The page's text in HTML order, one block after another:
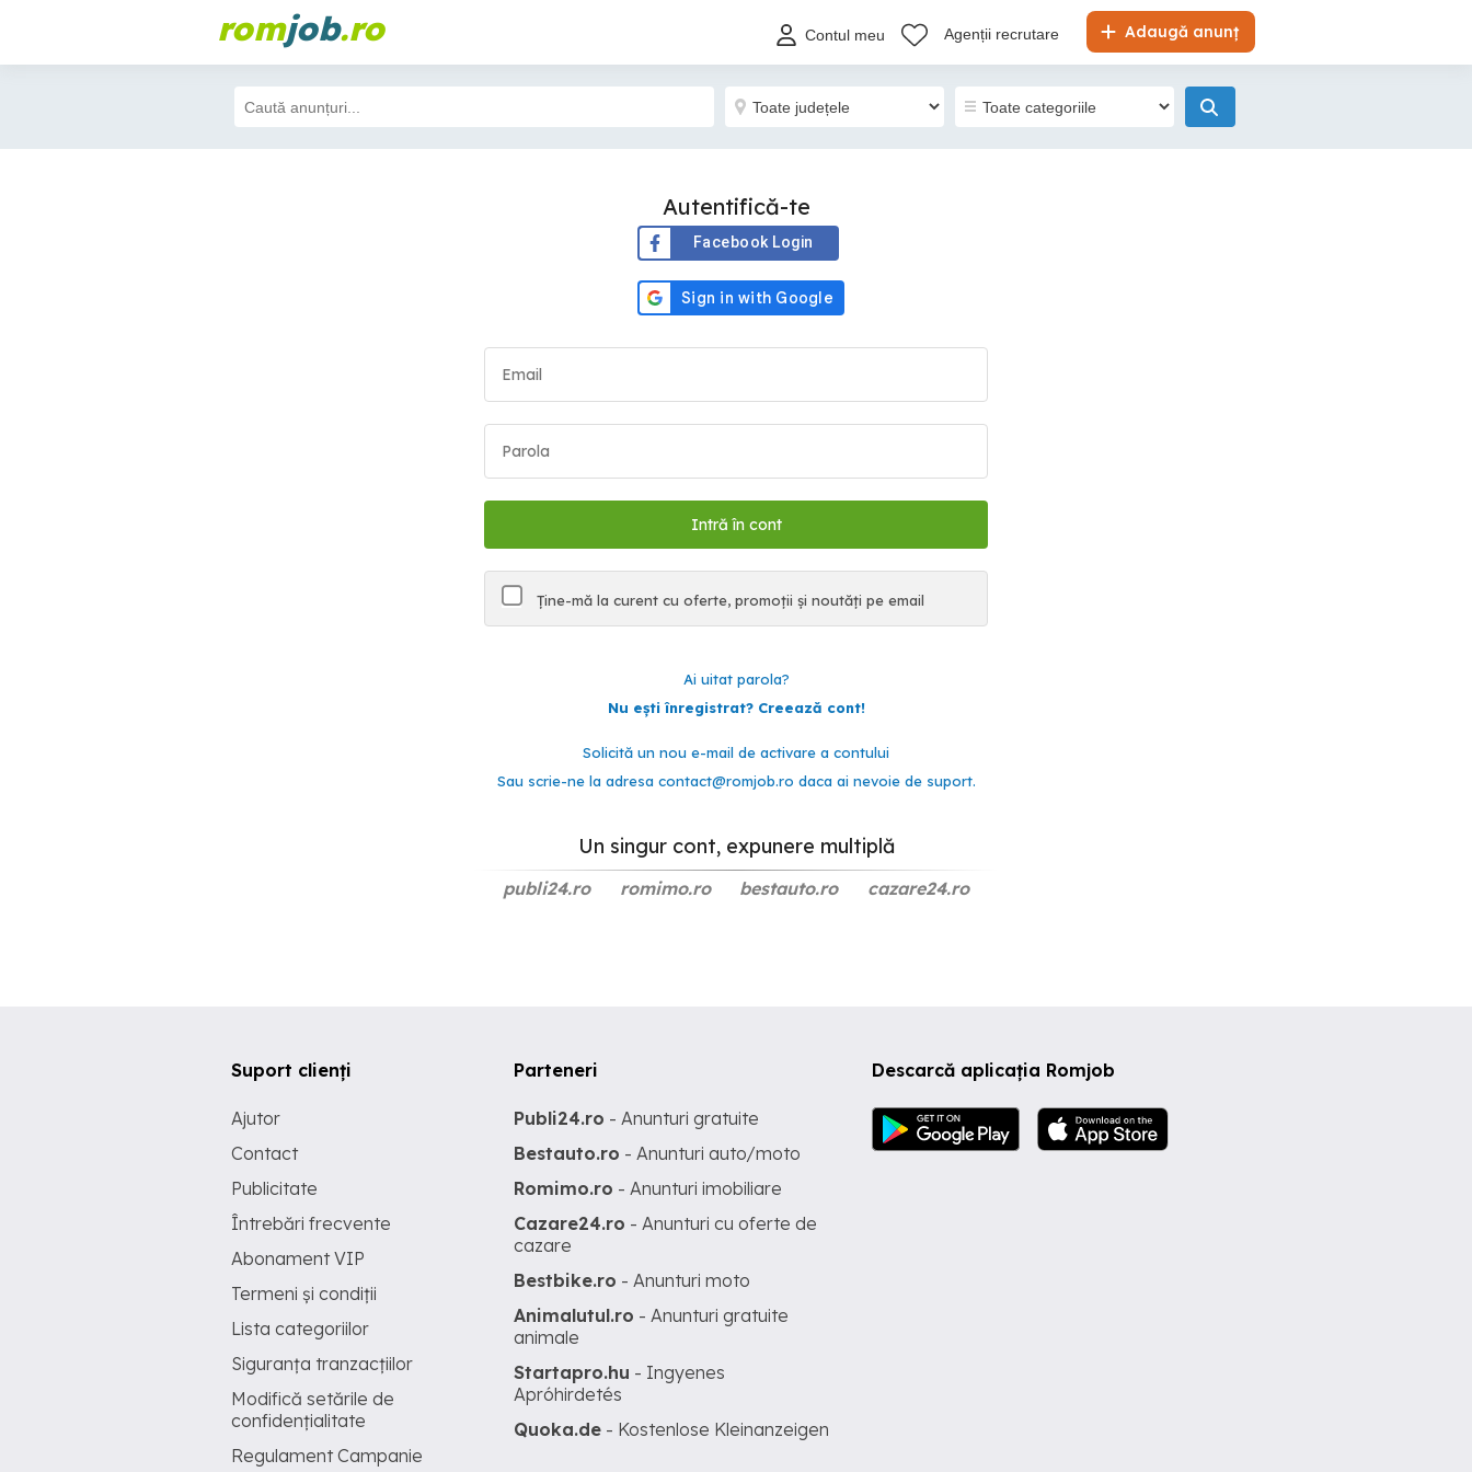
romjob.ro Adaugă anunț
Contul meu Agenții recrutare
Autentifică-te
Facebook Login
Ține-mă la curent cu oferte, promoții și noutăți pe email
Ai uitat parola?
Nu ești înregistrat? Creează cont!
Solicită un nou e-mail de activare a contului
Sau scrie-ne la adresa contact@romjob.ro daca ai nevoie de suport.
Un singur cont, expunere multiplă
publi24.ro romimo.ro bestauto.ro cazare24.ro
Descarcă aplicația Romjob
Suport clienți
Ajutor
Contact
Publicitate
Întrebări frecvente
Abonament VIP
Termeni și condiții
Lista categoriilor
Siguranța tranzacțiilor
Modifică setările de
confidențialitate
Regulament Campanie
Parteneri
Publi24.ro - Anunturi gratuite
Bestauto.ro - Anunturi auto/moto
Romimo.ro - Anunturi imobiliare
Cazare24.ro - Anunturi cu oferte de
cazare
Bestbike.ro - Anunturi moto
Animalutul.ro - Anunturi gratuite
animale
Startapro.hu - Ingyenes
Apróhirdetés
Quoka.de - Kostenlose Kleinanzeigen